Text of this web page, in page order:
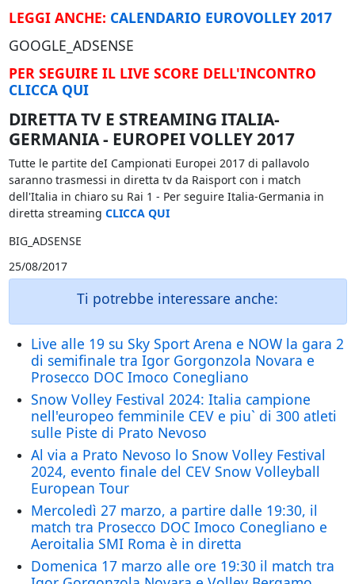
LEGGI ANCHE: CALENDARIO EUROVOLLEY 2017
GOOGLE_ADSENSE
PER SEGUIRE IL LIVE SCORE DELL'INCONTRO
CLICCA QUI
DIRETTA TV E STREAMING ITALIA-
GERMANIA - EUROPEI VOLLEY 2017
Tutte le partite deI Campionati Europei 2017 di pallavolo
saranno trasmessi in diretta tv da Raisport con i match
dell'Italia in chiaro su Rai 1 - Per seguire Italia-Germania in
diretta streaming CLICCA QUI
BIG_ADSENSE
25/08/2017
Ti potrebbe interessare anche:
Live alle 19 su Sky Sport Arena e NOW la gara 2
di semifinale tra Igor Gorgonzola Novara e
Prosecco DOC Imoco Conegliano
Snow Volley Festival 2024: Italia campione
nell'europeo femminile CEV e piu` di 300 atleti
sulle Piste di Prato Nevoso
Al via a Prato Nevoso lo Snow Volley Festival
2024, evento finale del CEV Snow Volleyball
European Tour
Mercoledì 27 marzo, a partire dalle 19:30, il
match tra Prosecco DOC Imoco Conegliano e
Aeroitalia SMI Roma è in diretta
Domenica 17 marzo alle ore 19:30 il match tra